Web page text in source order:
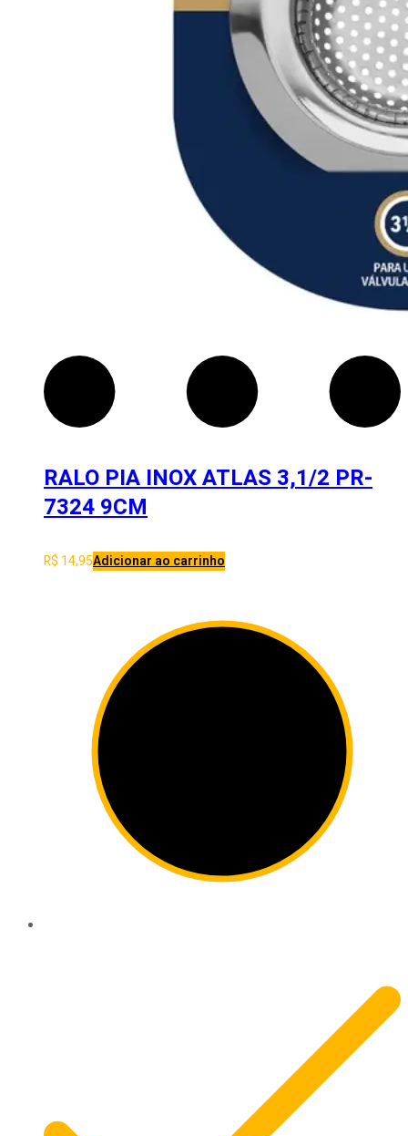
RALO PIA INOX ATLAS 3,1/2 PR-
7324 9CM
R$ 14,95Adicionar ao carrinho